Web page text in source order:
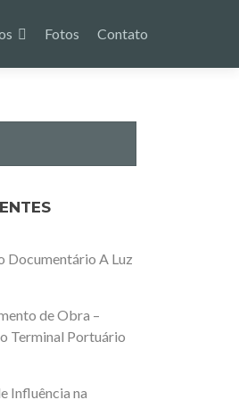
Fotos Contato
Documentário A Luz
de Obra –
Terminal Portuário
Influência na